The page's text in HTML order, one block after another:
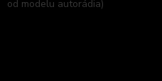
od modelu autorádia)